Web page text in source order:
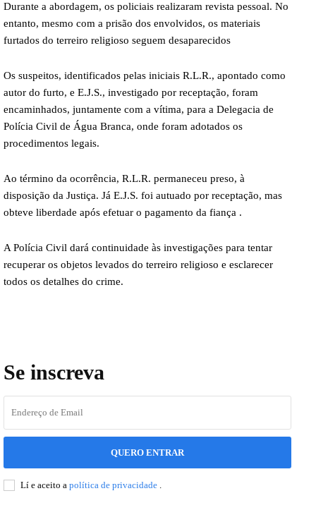
Durante a abordagem, os policiais realizaram revista pessoal. No
entanto, mesmo com a prisão dos envolvidos, os materiais
furtados do terreiro religioso seguem desaparecidos
Os suspeitos, identificados pelas iniciais R.L.R., apontado como
autor do furto, e E.J.S., investigado por receptação, foram
encaminhados, juntamente com a vítima, para a Delegacia de
Polícia Civil de Água Branca, onde foram adotados os
procedimentos legais.
Ao término da ocorrência, R.L.R. permaneceu preso, à
disposição da Justiça. Já E.J.S. foi autuado por receptação, mas
obteve liberdade após efetuar o pagamento da fiança .
A Polícia Civil dará continuidade às investigações para tentar
recuperar os objetos levados do terreiro religioso e esclarecer
todos os detalhes do crime.
Se inscreva
QUERO ENTRAR
Lí e aceito a política de privacidade .